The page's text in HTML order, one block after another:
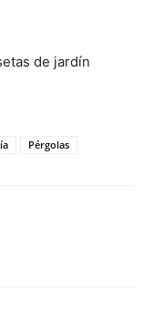
de jardín
Pérgolas